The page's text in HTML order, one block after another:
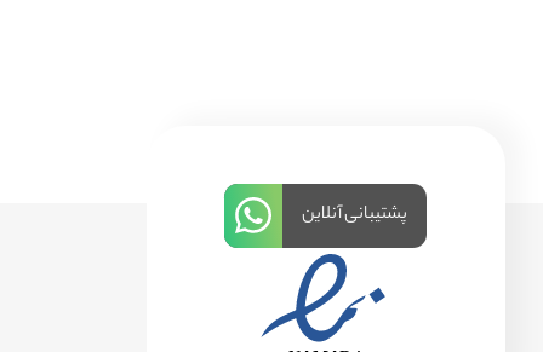
پشتیبانی آنلاین